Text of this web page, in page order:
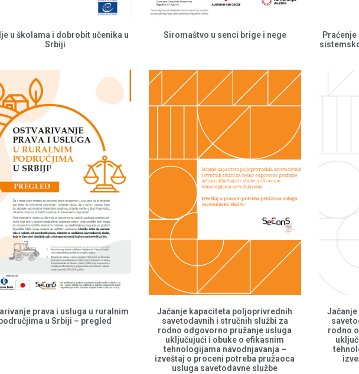
u školama i dobrobit učenika u
Srbiji
Siromaštvo u senci brige i nege
prava i usluga u ruralnim
u Srbiji – pregled
Jačanje kapaciteta poljoprivrednih
savetodavnih i stručnih službi za
rodno odgovorno pružanje usluga
uključujući i obuke o efikasnim
tehnologijama navodnjavanja –
izveštaj o proceni potreba pružaoca
usluga savetodavne službe
rodno